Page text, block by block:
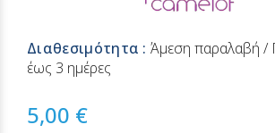
Διαθεσιμότητα :Άμεση παραλαβή /
έως 3 ημέρες
5,00 €